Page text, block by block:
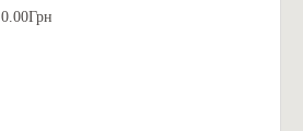
0.00Грн